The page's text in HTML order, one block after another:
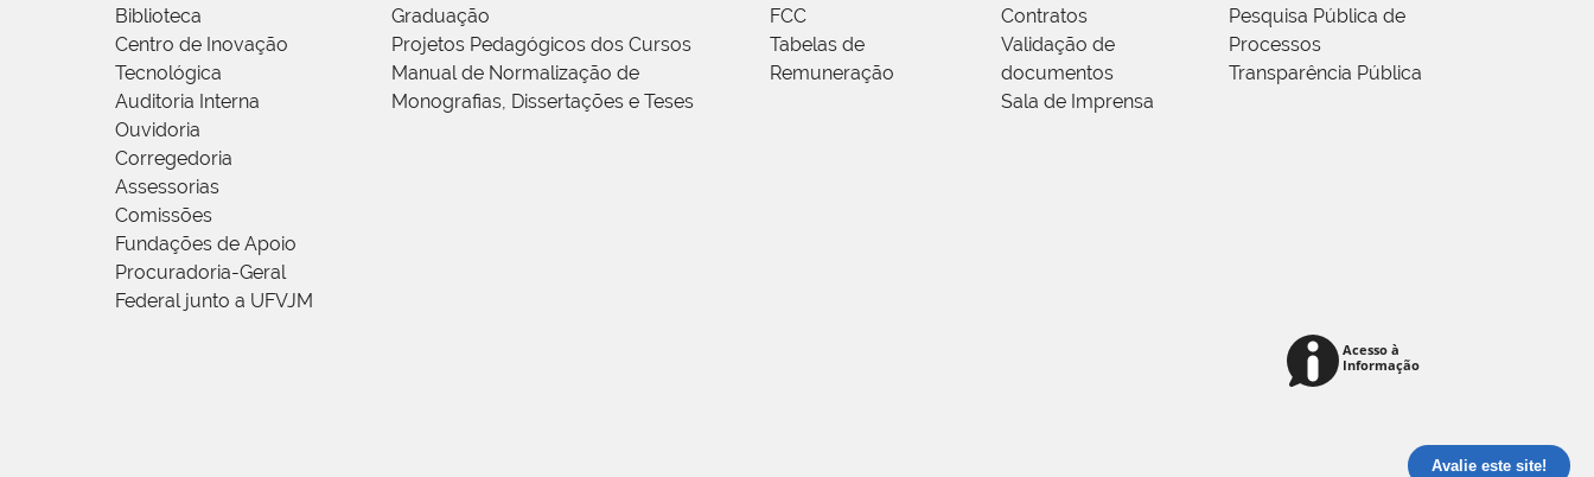
Biblioteca
Centro de Inovação
Tecnológica
Auditoria Interna
Ouvidoria
Corregedoria
Assessorias
Comissões
Fundações de Apoio
Procuradoria-Geral
Federal junto a UFVJM
Graduação
Projetos Pedagógicos dos Cursos
Manual de Normalização de
Monografias, Dissertações e Teses
FCC
Tabelas de
Remuneração
Contratos
Validação de
documentos
Sala de Imprensa
Pesquisa Pública de
Processos
Transparência Pública
Avalie este site!